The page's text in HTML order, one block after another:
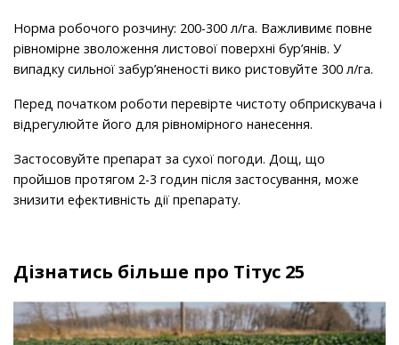
Норма робочого розчину: 200-300 л/га. Важливимє повне
рівномірне зволоження листової поверхні бур’янів. У
випадку сильної забур’яненості вико ристовуйте 300 л/га.
Перед початком роботи перевірте чистоту обприскувача і
відрегулюйте його для рівномірного нанесення.
Застосовуйте препарат за сухої погоди. Дощ, що
пройшов протягом 2-3 годин після застосування, може
знизити ефективність дії препарату.
Дізнатись більше про Тітус 25